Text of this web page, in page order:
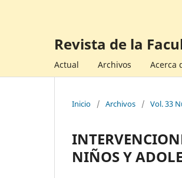
Revista de la
Actual Archivos Acerca
Inicio / Archivos / Vol. 33
NIÑOS Y